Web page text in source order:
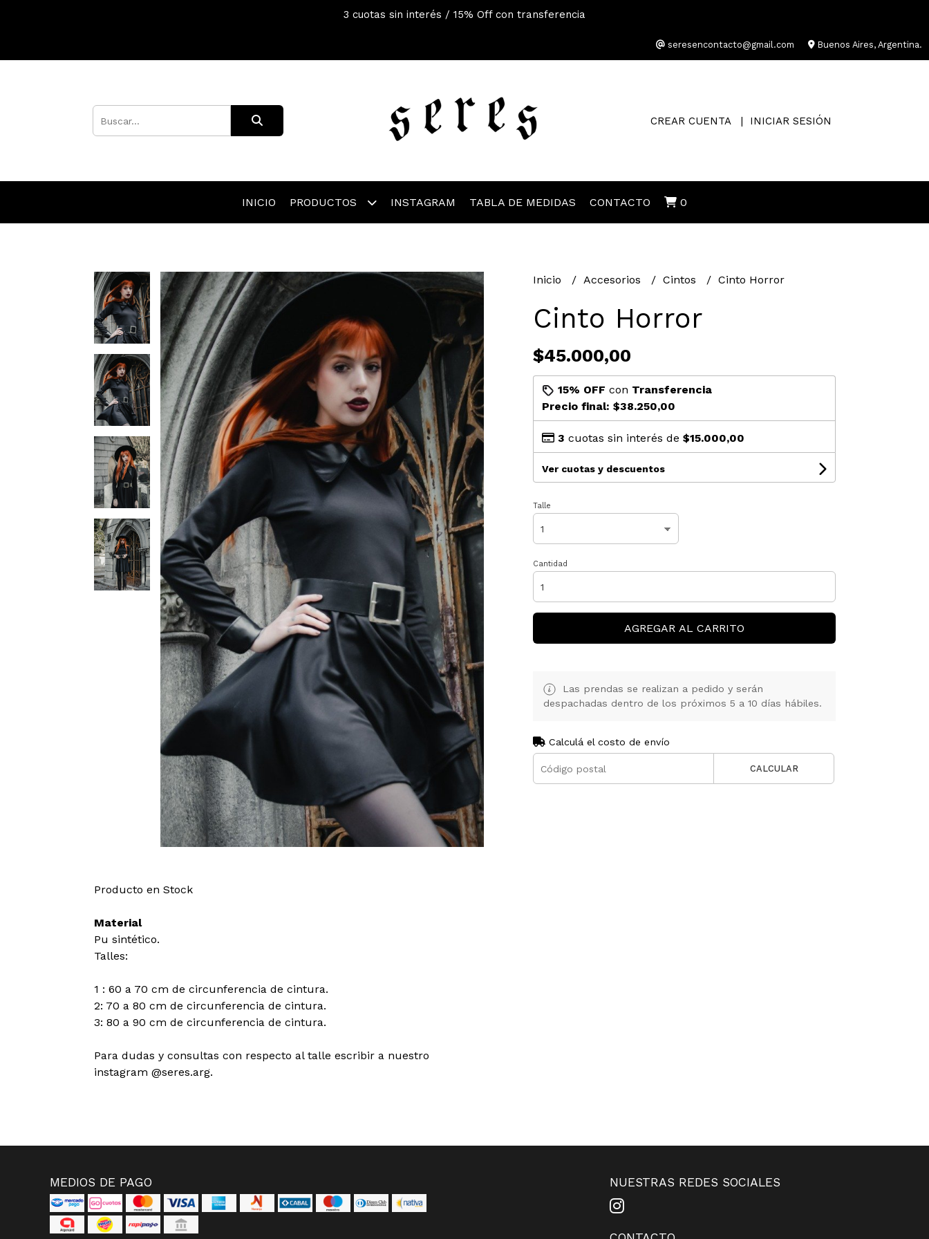
3 cuotas sin interés / 15% Off con transferencia
seresencontacto@gmail.com Buenos Aires, Argentina.
CREAR CUENTA INICIAR SESIÓN
INICIO PRODUCTOS INSTAGRAM TABLA DE MEDIDAS CONTACTO 0
Producto en Stock
Material
Pu sintético.
Talles:
1 : 60 a 70 cm de circunferencia de cintura.
2: 70 a 80 cm de circunferencia de cintura.
3: 80 a 90 cm de circunferencia de cintura.
Para dudas y consultas con respecto al talle escribir a nuestro
instagram @seres.arg.
Inicio Accesorios Cintos Cinto Horror
Cinto Horror
$45.000,00
15% OFF con Transferencia
Precio final: $38.250,00
3 cuotas sin interés de $15.000,00
Ver cuotas y descuentos
Talle
Cantidad
AGREGAR AL CARRITO
Las prendas se realizan a pedido y serán
despachadas dentro de los próximos 5 a 10 días hábiles.
Calculá el costo de envío
CALCULAR
MEDIOS DE PAGO NUESTRAS REDES SOCIALES